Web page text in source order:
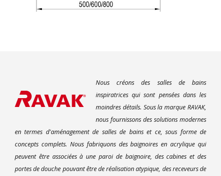
Nous créons des salles de bains
inspiratrices qui sont pensées dans les
moindres détails. Sous la marque RAVAK,
nous fournissons des solutions modernes
en termes d'aménagement de salles de bains et ce, sous forme de
concepts complets. Nous fabriquons des baignoires en acrylique qui
peuvent être associées à une paroi de baignoire, des cabines et des
portes de douche pouvant être de réalisation atypique, des receveurs de